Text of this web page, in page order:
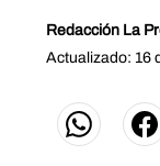
Redacción La
Actualizado: 16